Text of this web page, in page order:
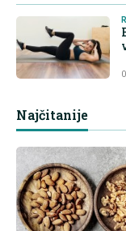
Najčitanije